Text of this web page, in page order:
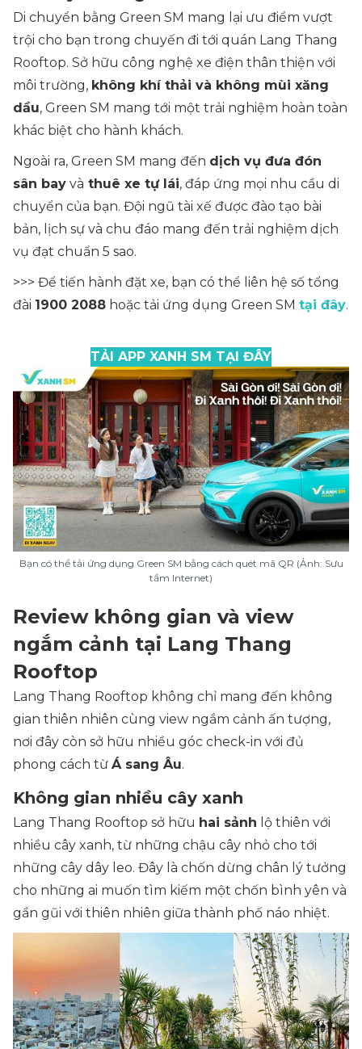
Di chuyển bằng Green SM mang lại ưu điểm vượt
trội cho bạn trong chuyến đi tới quán Lang Thang
Rooftop. Sở hữu công nghệ xe điện thân thiện với
môi trường, không khí thải và không mùi xăng
dầu, Green SM mang tới một trải nghiệm hoàn toàn
khác biệt cho hành khách.
Ngoài ra, Green SM mang đến dịch vụ đưa đón
sân bay và thuê xe tự lái, đáp ứng mọi nhu cầu di
chuyển của bạn. Đội ngũ tài xế được đào tạo bài
bản, lịch sự và chu đáo mang đến trải nghiệm dịch
vụ đạt chuẩn 5 sao.
>>> Để tiến hành đặt xe, bạn có thể liên hệ số tổng
đài 1900 2088 hoặc tải ứng dụng Green SM tại đây.
TẢI APP XANH SM TẠI ĐÂY
Bạn có thể tải ứng dụng Green SM bằng cách quét mã QR (Ảnh: Sưu
tầm Internet)
Review không gian và view
ngắm cảnh tại Lang Thang
Rooftop
Lang Thang Rooftop không chỉ mang đến không
gian thiên nhiên cùng view ngắm cảnh ấn tượng,
nơi đây còn sở hữu nhiều góc check-in với đủ
phong cách từ Á sang Âu.
Không gian nhiều cây xanh
Lang Thang Rooftop sở hữu hai sảnh lộ thiên với
nhiều cây xanh, từ những chậu cây nhỏ cho tới
những cây dây leo. Đây là chốn dừng chân lý tưởng
cho những ai muốn tìm kiếm một chốn bình yên và
gần gũi với thiên nhiên giữa thành phố náo nhiệt.